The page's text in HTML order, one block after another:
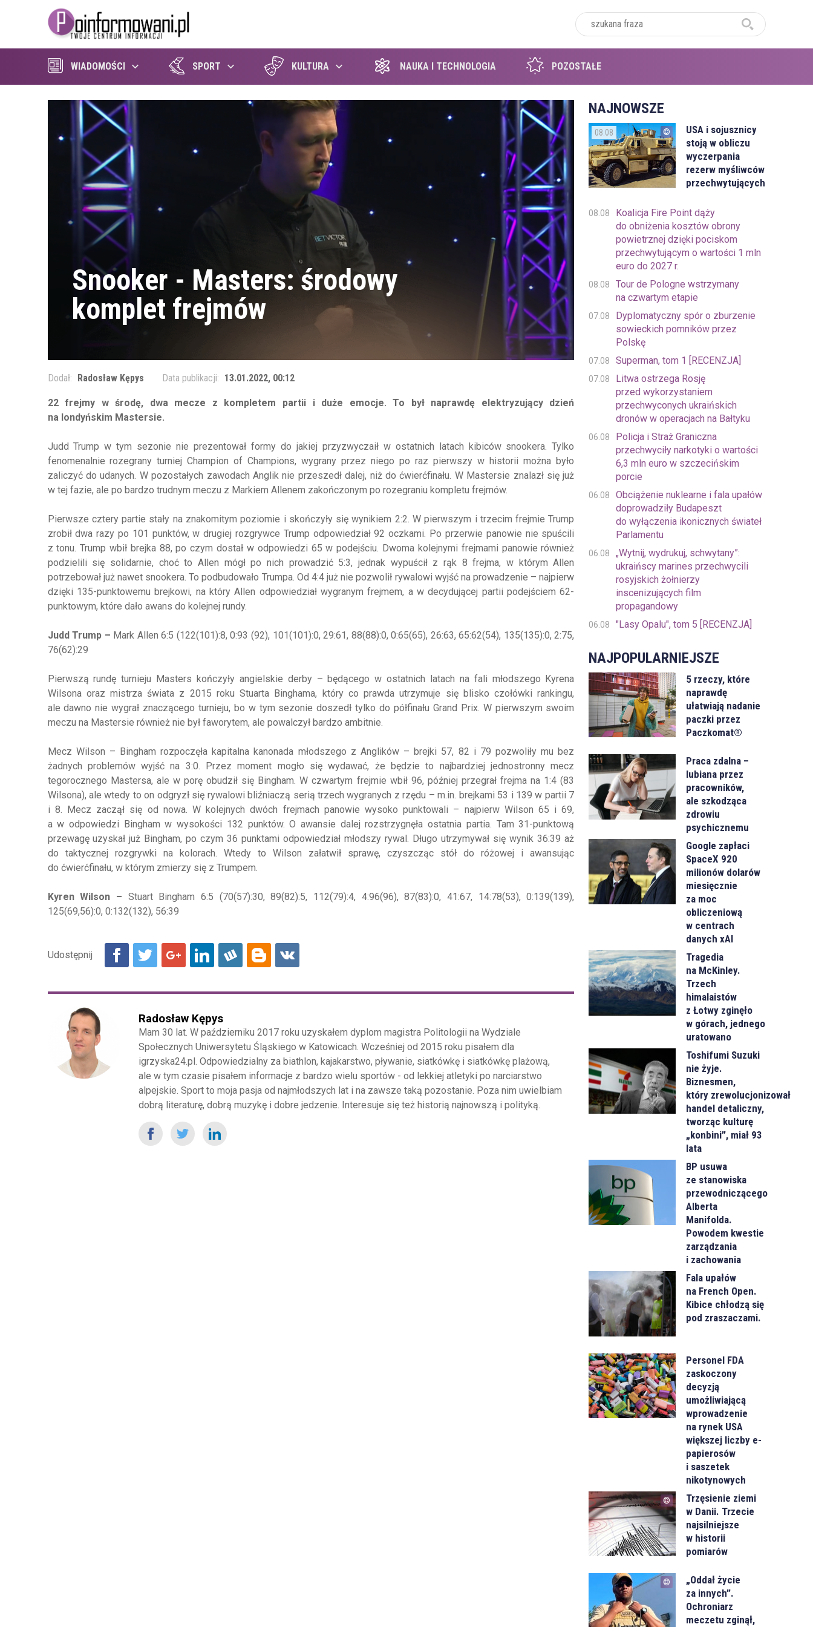
WIADOMOŚCI SPORT KULTURA NAUKA I TECHNOLOGIA POZOSTAŁE
Snooker - Masters: środowy
komplet frejmów
Dodał: Radosław Kępys Data publikacji: 13.01.2022, 00:12
22 frejmy w środę, dwa mecze z kompletem partii i duże emocje. To był naprawdę elektryzujący dzień
na londyńskim Mastersie.
Judd Trump w tym sezonie nie prezentował formy do jakiej przyzwyczaił w ostatnich latach kibiców snookera. Tylko
fenomenalnie rozegrany turniej Champion of Champions, wygrany przez niego po raz pierwszy w historii można było
zaliczyć do udanych. W pozostałych zawodach Anglik nie przeszedł dalej, niż do ćwierćfinału. W Mastersie znalazł się już
w tej fazie, ale po bardzo trudnym meczu z Markiem Allenem zakończonym po rozegraniu kompletu frejmów.
Pierwsze cztery partie stały na znakomitym poziomie i skończyły się wynikiem 2:2. W pierwszym i trzecim frejmie Trump
zrobił dwa razy po 101 punktów, w drugiej rozgrywce Trump odpowiedział 92 oczkami. Po przerwie panowie nie spuścili
z tonu. Trump wbił brejka 88, po czym dostał w odpowiedzi 65 w podejściu. Dwoma kolejnymi frejmami panowie również
podzielili się solidarnie, choć to Allen mógł po nich prowadzić 5:3, jednak wypuścił z rąk 8 frejma, w którym Allen
potrzebował już nawet snookera. To podbudowało Trumpa. Od 4:4 już nie pozwolił rywalowi wyjść na prowadzenie – najpierw
dzięki 135-punktowemu brejkowi, na który Allen odpowiedział wygranym frejmem, a w decydującej partii podejściem 62-
punktowym, które dało awans do kolejnej rundy.
Judd Trump – Mark Allen 6:5 (122(101):8, 0:93 (92), 101(101):0, 29:61, 88(88):0, 0:65(65), 26:63, 65:62(54), 135(135):0, 2:75,
76(62):29
Pierwszą rundę turnieju Masters kończyły angielskie derby – będącego w ostatnich latach na fali młodszego Kyrena
Wilsona oraz mistrza świata z 2015 roku Stuarta Binghama, który co prawda utrzymuje się blisko czołówki rankingu,
ale dawno nie wygrał znaczącego turnieju, bo w tym sezonie doszedł tylko do półfinału Grand Prix. W pierwszym swoim
meczu na Mastersie również nie był faworytem, ale powalczył bardzo ambitnie.
Mecz Wilson – Bingham rozpoczęła kapitalna kanonada młodszego z Anglików – brejki 57, 82 i 79 pozwoliły mu bez
żadnych problemów wyjść na 3:0. Przez moment mogło się wydawać, że będzie to najbardziej jednostronny mecz
tegorocznego Mastersa, ale w porę obudził się Bingham. W czwartym frejmie wbił 96, później przegrał frejma na 1:4 (83
Wilsona), ale wtedy to on odgryzł się rywalowi bliźniaczą serią trzech wygranych z rzędu – m.in. brejkami 53 i 139 w partii 7
i 8. Mecz zaczął się od nowa. W kolejnych dwóch frejmach panowie wysoko punktowali – najpierw Wilson 65 i 69,
a w odpowiedzi Bingham w wysokości 132 punktów. O awansie dalej rozstrzygnęła ostatnia partia. Tam 31-punktową
przewagę uzyskał już Bingham, po czym 36 punktami odpowiedział młodszy rywal. Długo utrzymywał się wynik 36:39 aż
do taktycznej rozgrywki na kolorach. Wtedy to Wilson załatwił sprawę, czyszcząc stół do różowej i awansując
do ćwierćfinału, w którym zmierzy się z Trumpem.
Kyren Wilson – Stuart Bingham 6:5 (70(57):30, 89(82):5, 112(79):4, 4:96(96), 87(83):0, 41:67, 14:78(53), 0:139(139),
125(69,56):0, 0:132(132), 56:39
Radosław Kępys
Mam 30 lat. W październiku 2017 roku uzyskałem dyplom magistra Politologii na Wydziale
Społecznych Uniwersytetu Śląskiego w Katowicach. Wcześniej od 2015 roku pisałem dla
igrzyska24.pl. Odpowiedzialny za biathlon, kajakarstwo, pływanie, siatkówkę i siatkówkę plażową,
ale w tym czasie pisałem informacje z bardzo wielu sportów - od lekkiej atletyki po narciarstwo
alpejskie. Sport to moja pasja od najmłodszych lat i na zawsze taką pozostanie. Poza nim uwielbiam
dobrą literaturę, dobrą muzykę i dobre jedzenie. Interesuje się też historią najnowszą i polityką.
NAJNOWSZE
08.08
USA i sojusznicy
stoją w obliczu
wyczerpania
rezerw myśliwców
przechwytujących
08.08
Koalicja Fire Point dąży
do obniżenia kosztów obrony
powietrznej dzięki pociskom
przechwytującym o wartości 1 mln
euro do 2027 r.
08.08
Tour de Pologne wstrzymany
na czwartym etapie
07.08
Dyplomatyczny spór o zburzenie
sowieckich pomników przez
Polskę
07.08 Superman, tom 1 [RECENZJA]
07.08
Litwa ostrzega Rosję
przed wykorzystaniem
przechwyconych ukraińskich
dronów w operacjach na Bałtyku
06.08
Policja i Straż Graniczna
przechwyciły narkotyki o wartości
6,3 mln euro w szczecińskim
porcie
06.08
Obciążenie nuklearne i fala upałów
doprowadziły Budapeszt
do wyłączenia ikonicznych świateł
Parlamentu
06.08
„Wytnij, wydrukuj, schwytany”:
ukraińscy marines przechwycili
rosyjskich żołnierzy
inscenizujących film
propagandowy
06.08 "Lasy Opalu", tom 5 [RECENZJA]
NAJPOPULARNIEJSZE
5 rzeczy, które
naprawdę
ułatwiają nadanie
paczki przez
Paczkomat®
Praca zdalna –
lubiana przez
pracowników,
ale szkodząca
zdrowiu
psychicznemu
Google zapłaci
SpaceX 920
milionów dolarów
miesięcznie
za moc
obliczeniową
w centrach
danych xAI
Tragedia
na McKinley.
Trzech
himalaistów
z Łotwy zginęło
w górach, jednego
uratowano
Toshifumi Suzuki
nie żyje.
Biznesmen,
który zrewolucjonizował
handel detaliczny,
tworząc kulturę
„konbini”, miał 93
lata
BP usuwa
ze stanowiska
przewodniczącego
Alberta
Manifolda.
Powodem kwestie
zarządzania
i zachowania
Fala upałów
na French Open.
Kibice chłodzą się
pod zraszaczami.
Personel FDA
zaskoczony
decyzją
umożliwiającą
wprowadzenie
na rynek USA
większej liczby e-
papierosów
i saszetek
nikotynowych
Trzęsienie ziemi
w Danii. Trzecie
najsilniejsze
w historii
pomiarów
„Oddał życie
za innych”.
Ochroniarz
meczetu zginął,